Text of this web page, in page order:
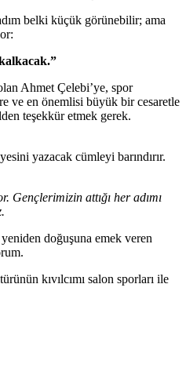
belki küçük görünebilir; ama
Ahmet Çelebi’ye, spor
ve en önemlisi büyük bir cesaretle
teşekkür etmek gerek.
yazacak cümleyi barındırır.
Gençlerimizin attığı her adımı
yeniden doğuşuna emek veren
kıvılcımı salon sporları ile